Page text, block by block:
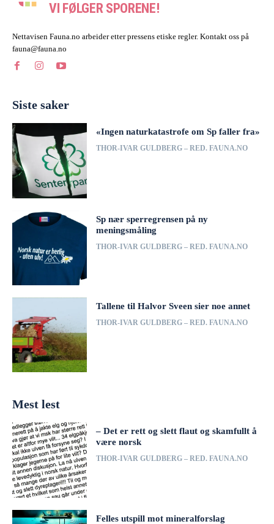
VI FØLGER SPORENE!
Nettavisen Fauna.no arbeider etter pressens etiske regler. Kontakt oss på
fauna@fauna.no
Siste saker
«Ingen naturkatastrofe om Sp faller fra»
THOR-IVAR GULDBERG – RED. FAUNA.NO
Sp nær sperregrensen på ny
meningsmåling
THOR-IVAR GULDBERG – RED. FAUNA.NO
Tallene til Halvor Sveen sier noe annet
THOR-IVAR GULDBERG – RED. FAUNA.NO
Mest lest
– Det er rett og slett flaut og skamfullt å
være norsk
THOR-IVAR GULDBERG – RED. FAUNA.NO
Felles utspill mot mineralforslag